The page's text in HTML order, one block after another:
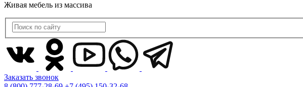
Живая мебель из массива
Заказать звонок